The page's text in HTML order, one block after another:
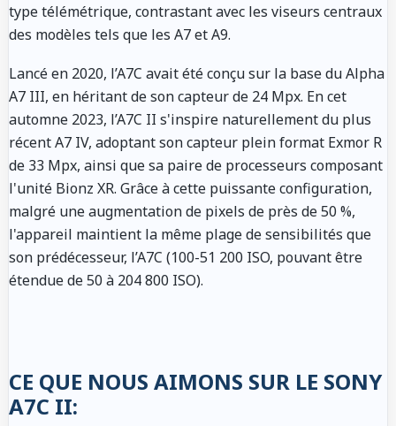
type télémétrique, contrastant avec les viseurs centraux
des modèles tels que les A7 et A9.
Lancé en 2020, l’A7C avait été conçu sur la base du Alpha
A7 III, en héritant de son capteur de 24 Mpx. En cet
automne 2023, l’A7C II s'inspire naturellement du plus
récent A7 IV, adoptant son capteur plein format Exmor R
de 33 Mpx, ainsi que sa paire de processeurs composant
l'unité Bionz XR. Grâce à cette puissante configuration,
malgré une augmentation de pixels de près de 50 %,
l'appareil maintient la même plage de sensibilités que
son prédécesseur, l’A7C (100-51 200 ISO, pouvant être
étendue de 50 à 204 800 ISO).
CE QUE NOUS AIMONS SUR LE SONY
A7C II: